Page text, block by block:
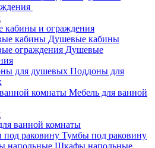
кабины и ограждения
Душевые кабины
Душевые
Поддоны для
Мебель для ванной
ванной комнаты
Тумбы под раковину
Шкафы напольные